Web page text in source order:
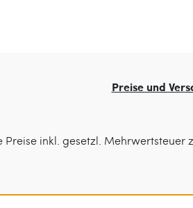
Preise und
Preise inkl. gesetzl. Mehrwertsteuer